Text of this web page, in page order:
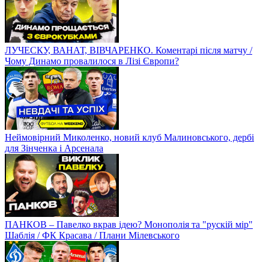
ЛУЧЕСКУ, ВАНАТ, ВІВЧАРЕНКО. Коментарі після матчу /
Чому Динамо провалилося в Лізі Європи?
Неймовірний Миколенко, новий клуб Малиновського, дербі
для Зінченка і Арсенала
ПАНКОВ – Павелко вкрав ідею? Монополія та "рускій мір"
Шаблія / ФК Красава / Плани Мілевського